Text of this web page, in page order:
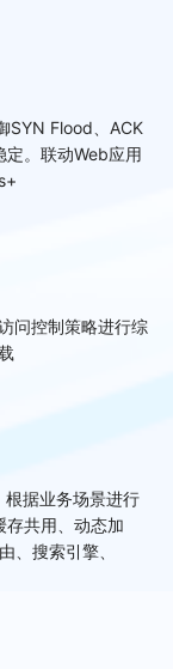
SYN Flood、ACK
。联动Web应用
问控制策略进行综
据业务场景进行
存共用、动态加
、搜索引擎、